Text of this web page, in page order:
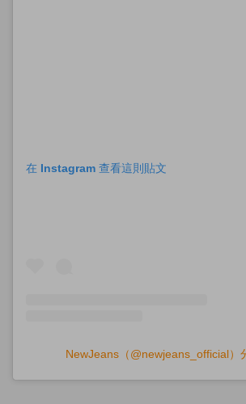
在 Instagram 查看這則貼文
NewJeans（@newjeans_official）